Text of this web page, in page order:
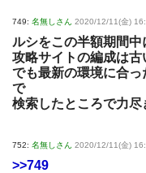
749: 名無しさん 2020/12/11(金)
ルシをこの半額期間
攻略サイトの編成は古
でも最新の環境に合っ
で
検索したところで力尽
752: 名無しさん 2020/12/11(金)
>>749